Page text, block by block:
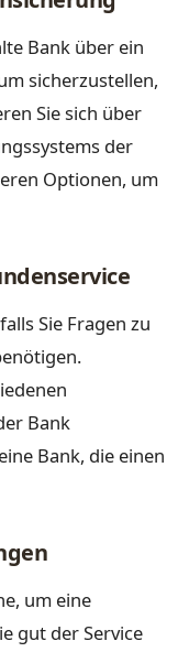
Bank über ein
sicherzustellen,
Sie sich über
der
Optionen, um
Sie Fragen zu
Bank
Bank, die einen
um eine
gut der Service